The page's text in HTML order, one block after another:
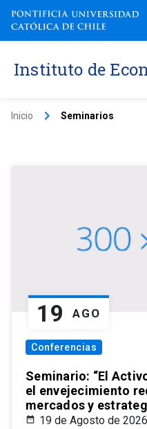
Instituto de
Inicio keyboard_arrow_right Seminarios
19 AGO
Conferencias
Seminario: “El
el envejecimiento
mercados y
19 de Agosto de 2026